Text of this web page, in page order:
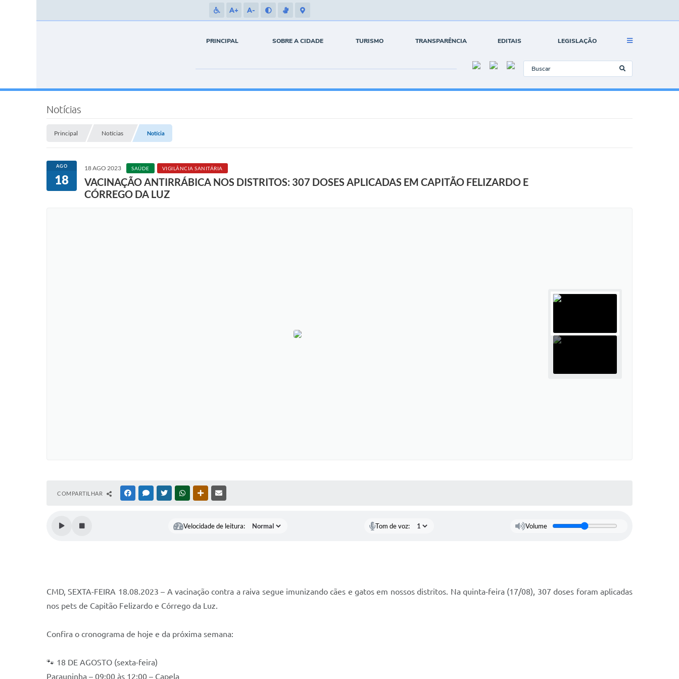
A+ A-
PRINCIPAL SOBRE A CIDADE TURISMO TRANSPARÊNCIA EDITAIS LEGISLAÇÃO
Notícias
Principal Notícias Notícia
AGO
18
18 AGO 2023 SAÚDE VIGILÂNCIA SANITÁRIA
VACINAÇÃO ANTIRRÁBICA NOS DISTRITOS: 307 DOSES APLICADAS EM CAPITÃO FELIZARDO E
CÓRREGO DA LUZ
COMPARTILHAR FACEBOOKMESSENGER
TWITTERWHATSAPPOUTRAS MÍDIAS
Velocidade de leitura: Tom de voz: Volume
CMD, SEXTA-FEIRA 18.08.2023 – A vacinação contra a raiva segue imunizando cães e gatos em nossos distritos. Na quinta-feira (17/08), 307 doses foram aplicadas
nos pets de Capitão Felizardo e Córrego da Luz.
Confira o cronograma de hoje e da próxima semana:
🐾 18 DE AGOSTO (sexta-feira)
Parauninha – 09:00 às 12:00 – Capela